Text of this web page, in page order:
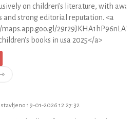
on children’s literature, with
and strong editorial reputation. <a
books in usa 2025</a>
19-01-2026 12:27:32